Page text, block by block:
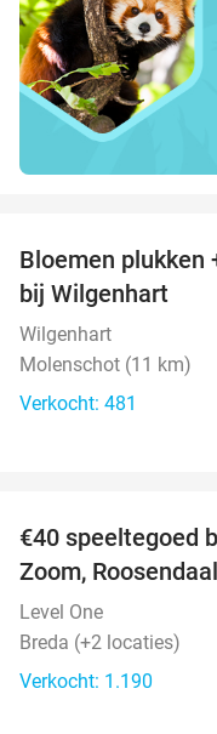
Bloemen plukken
bij Wilgenhart
Wilgenhart
Molenschot (11 km)
Verkocht: 481
€40 speeltegoed
Zoom,
Level One
Breda (+2 locaties)
Verkocht: 1.190